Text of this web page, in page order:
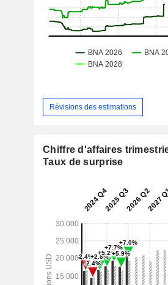
Révisions des estimations
Chiffre d'affaires
Taux de surprise